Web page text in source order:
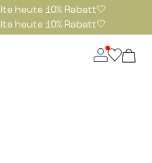
heute 10% Rabatt🤍
heute 10% Rabatt🤍